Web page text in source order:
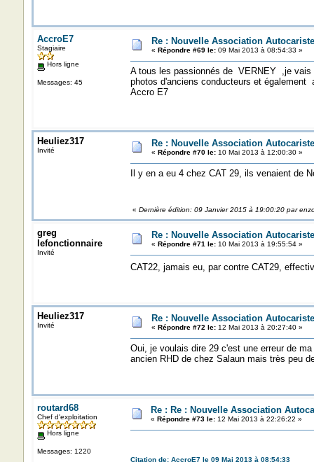
AccroE7
Stagiaire
Hors ligne
Messages: 45
Re : Nouvelle Association
« Répondre #69 le:09 Mai 2013 à 08:54:33 »
A tous les passionnés de VERNEY ,je
photos d'anciens conducteurs et
Accro E7
Heuliez317
Invité
Re : Nouvelle Association
« Répondre #70 le:10 Mai 2013 à 12:00:30 »
Il y en a eu 4 chez CAT 29, ils venaient de
« Dernière édition: 09 Janvier 2015 à 19:00:20 par
greg
lefonctionnaire
Invité
Re : Nouvelle Association
« Répondre #71 le:10 Mai 2013 à 19:55:54 »
CAT22, jamais eu, par contre CAT29,
Heuliez317
Invité
Re : Nouvelle Association
« Répondre #72 le:12 Mai 2013 à 20:27:40 »
Oui, je voulais dire 29 c'est une erreur de
ancien RHD de chez Salaun mais très peu
routard68
Chef d'exploitation
Hors ligne
Messages: 1220
Re : Re : Nouvelle Association
« Répondre #73 le:12 Mai 2013 à 22:26:22 »
Citation de: AccroE7 le 09 Mai 2013 à 08:54:33